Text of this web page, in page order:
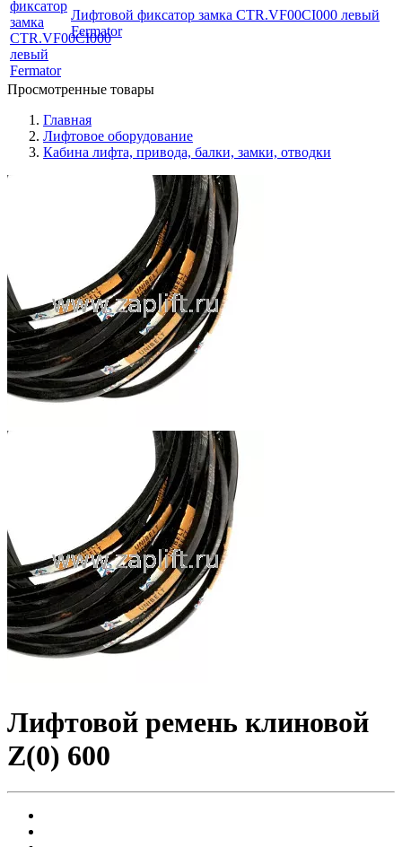
Лифтовой фиксатор замка CTR.VF00CI000 левый
Fermator
Просмотренные товары
Главная
Лифтовое оборудование
Кабина лифта, привода, балки, замки, отводки
Лифтовой ремень клиновой
Z(0) 600